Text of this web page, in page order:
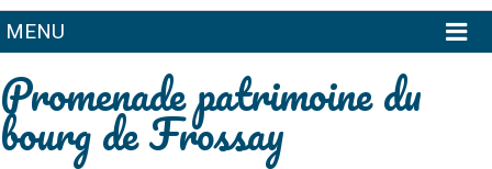
MENU
Promenade patrimoine du
bourg de Frossay